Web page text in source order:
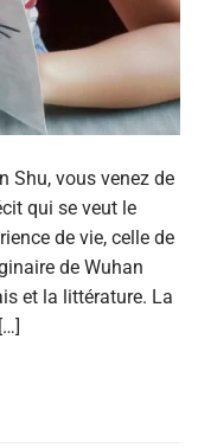
Shu, vous venez de
qui se veut le
de vie, celle de
de Wuhan
et la littérature. La